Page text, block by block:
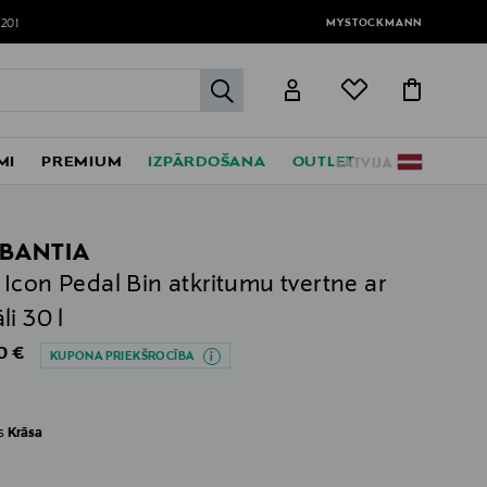
MYSTOCKMANN
label.header.go
LATVIJA
PREMIUM IZPĀRDOŠANA OUTLET
Icon Pedal Bin atkritumu tvertne ar
30 l
Price
€ KUPONA PRIEKŠROCĪBA
Krāsa